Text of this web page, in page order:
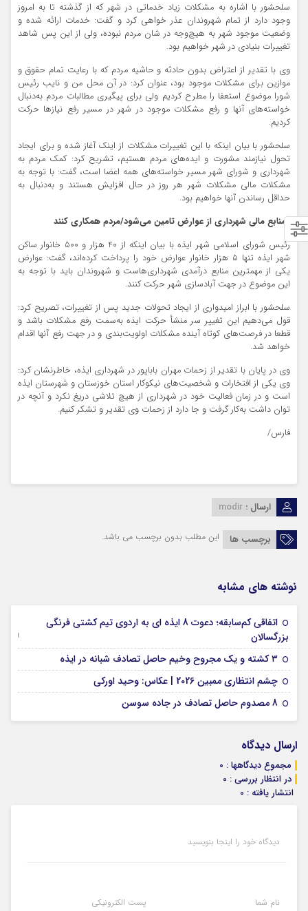
سلحشور با اشاره به مشکلات زیاد خدماتی در شهر که از گذشته تا به امروز
وجود دارد از تمام شهروندان عذر خواهی کرد و گفت: خدمات ارائه شده و
وضعیت موجود شهر به هیچ‌وجه در شان مردم نبوده، ولی از این پس شاهد
تغییرات بنیادی در شهر خواهیم بود.
وی با تقدیر از اعتراض بدون حادثه و حاشیه مردم که با رعایت تمام حقوق و
موازین برای مشکلات موجود بود، عنوان کرد: در آن محل من و نایب رئیس
شورا موضوع استعفا را مطرح کردیم ولی برای پیگیری مطالبات مردم به‌دنبال
خواسته‌های آنها و رفع مشکلات موجود در شهر در مسیر رفع نیازها حرکت
کردیم.
سلحشور با بیان اینکه با این تغییرات مشکلات از اینک آغاز شده و برای ایجاد
تحول نیازمند مشورت و ایده‌های مردم هستیم، تشریح کرد: کمک مردم به
شهرداری و شورای شهر مسیر خواسته‌های همه اعضا است، گفت: با توجه به
مشکلات مالی مشکلات شهر هر روز در حال افزایش هستند و به‌دنبال به
حداقل رساندن آنها خواهیم بود.
*منابع مالی شهرداری از عوارض تامین می‌شود/مردم همکاری کنند
رئیس شورای اسلامی شهر ایذه با بیان اینکه از 40 هزار و 500 خانوار ساکن
شهر ایذه تنها 5 هزار خانوار عوارض خود را پرداخت کرده‌اند، گفت: عوارض
یکی از مهمترین منابع درآمدی شهرداری‌هاست و شهروندان باید با توجه به
این موضوع در جهت آبادسازی شهر حرکت کنند.
سلحشور با ابراز امیدواری از ایجاد تحولات جدید پس از تغییرات، تصریح کرد:
قول می‌دهیم این تغییر سر منشأ حرکت ایذه به‌سمت رفع مشکلات باشد و
قطعا در فرصت‌های کوتاه آینده مشکلات اولویت‌بندی و در جهت رفع آنها اقدام
خواهد شد.
وی در پایان با تقدیر از زحمات مهران باباپور در شهرداری ایذه، خاطرنشان کرد:
وی یکی از افتخارات و شخصیت‌های نیکوکار استان خوزستان و شهرستان ایذه
است و در زمان فعالیت خود در شهرداری از هیچ تلاشی دریغ نکرد و آنچه در
توان داشت به‌کار گرفت و جا دارد از زحمات وی تقدیر و تشکر کنیم.
فارس/
ارسال : modir
برچسب ها این مطلب بدون برچسب می باشد.
نوشته های مشابه
اتفاقی کم‌سابقه؛ دعوت 8 ایذه ای به اردوی تیم کشتی فرنگی
بزرگسالان
09 جولای 2026
۳ کشته و یک مجروح وخیم حاصل تصادف شبانه در ایذه
چشم انتظاری ممبین 2026 | عکاس: وحید اورکی
8 مصدوم حاصل تصادف در جاده سوسن
ارسال دیدگاه
مجموع دیدگاهها : 0
در انتظار بررسی : 0
انتشار یافته : 0
دیدگاه خود را اینجا بنویسید
نام شما پست الکترونیکی